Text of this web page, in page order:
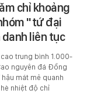
chỉ khoảng
"tứ đại
liên tục
trung bình 1.000-
nguyên đá Đồng
hậu mát mẻ quanh
nhiệt độ chỉ